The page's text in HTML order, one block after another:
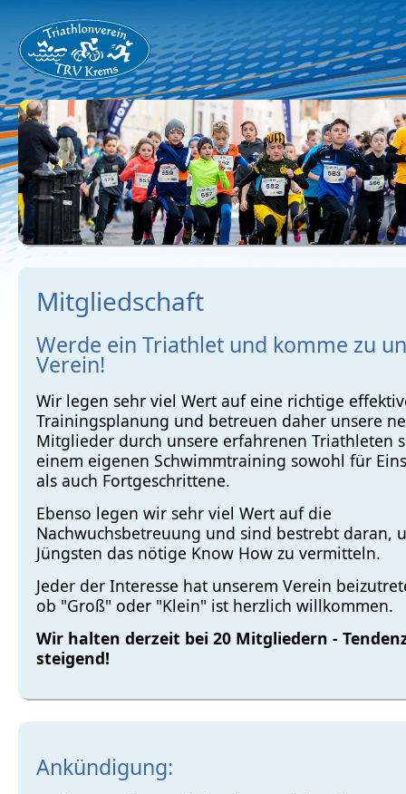
Mitgliedschaft
Werde ein Triathlet und komme zu
Verein!
Wir legen sehr viel Wert auf eine richtige
Trainingsplanung und betreuen daher unsere
Mitglieder durch unsere erfahrenen Triathleten
einem eigenen Schwimmtraining sowohl für
als auch Fortgeschrittene.
Ebenso legen wir sehr viel Wert auf die
Nachwuchsbetreuung und sind bestrebt daran,
Jüngsten das nötige Know How zu vermitteln.
Jeder der Interesse hat unserem Verein
ob "Groß" oder "Klein" ist herzlich willkommen.
Wir halten derzeit bei 20 Mitgliedern -
steigend!
Ankündigung: